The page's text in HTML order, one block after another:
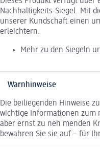
Nachhaltigkeits-Siegel. Mit
unserer Kundschaft einen
erleichtern.
Mehr zu den Siegeln
Warnhinweise
Die beiliegenden Hinweise
wichtige Informationen zum
aber ernst zu neh menden
bewahren Sie sie auf – für